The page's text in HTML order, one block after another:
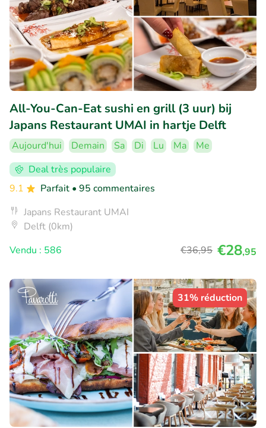
All-You-Can-Eat sushi en grill (3 uur) bij
Japans Restaurant UMAI in hartje Delft
Aujourd'hui Demain Sa Di Lu Ma
Me
Deal très populaire
9.1
Parfait • 95 commentaires
Japans Restaurant UMAI
Delft (0km)
Vendu : 586
€36,95 €28,95
31% réduction